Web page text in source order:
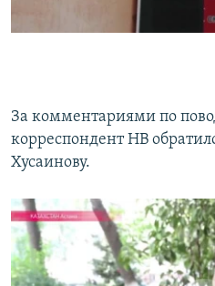
За комментариями по
корреспондент НВ
Хусаинову.
byРадио Азатутюн